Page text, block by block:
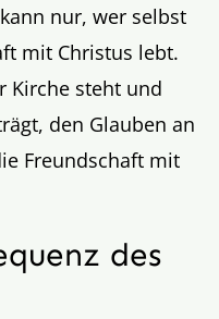
nur, wer selbst
mit Christus lebt.
Kirche steht und
den Glauben an
Freundschaft mit
des